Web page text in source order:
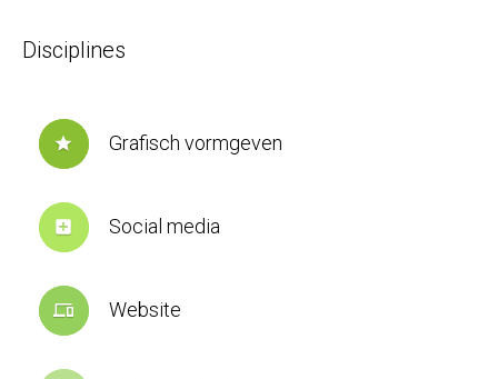
Disciplines
star Grafisch vormgeven
add_box Social media
devices Website